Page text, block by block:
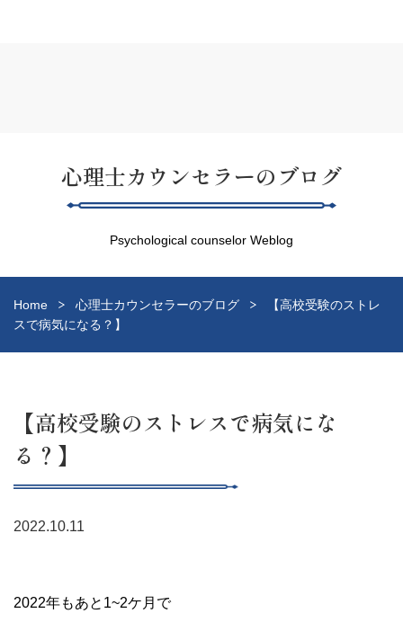
心理士カウンセラーのブログ
Psychological counselor Weblog
Home 心理士カウンセラーのブログ
【高校受験のストレ
スで病気になる？】
【高校受験のストレスで病気にな
る？】
2022.10.11
2022年もあと1~2ケ月で